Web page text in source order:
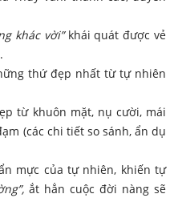
khác vời”khái quát được vẻ
thứ đẹp nhất từ tự nhiên
từ khuôn mặt, nụ cười, mái
(các chi tiết so sánh, ẩn dụ
mực của tự nhiên, khiến tự
ắt hẳn cuộc đời nàng sẽ